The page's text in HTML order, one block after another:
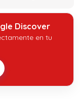
Discover
en tu